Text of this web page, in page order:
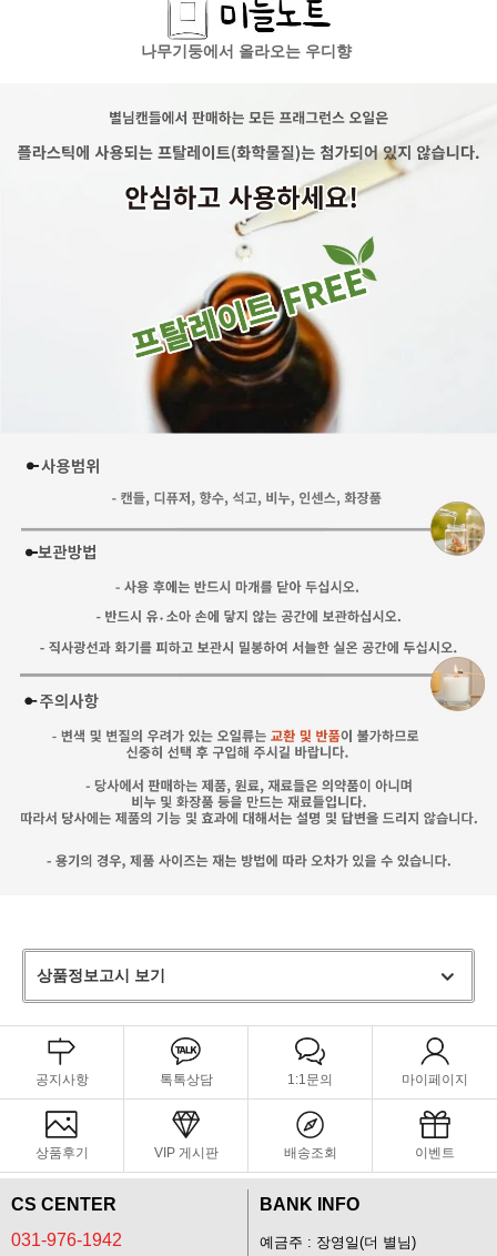
나무기둥에서 올라오는 우디향
상품정보고시 보기
공지사항 톡톡상담 1:1문의 마이페이지
상품후기 VIP 게시판 배송조회 이벤트
CS CENTER
031-976-1942
BANK INFO
예금주 : 장영일(더 별님)